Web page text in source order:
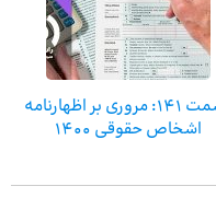
قسمت 141: مروری بر اظهارنامه
اشخاص حقوقی ۱۴۰۰